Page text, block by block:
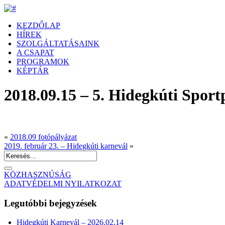
KEZDŐLAP
HÍREK
SZOLGÁLTATÁSAINK
A CSAPAT
PROGRAMOK
KÉPTÁR
2018.09.15 – 5. Hidegkúti
« 2018.09 fotópályázat
2019. február 23. – Hidegkúti karnevál »
KÖZHASZNÚSÁG
ADATVÉDELMI NYILATKOZAT
Legutóbbi bejegyzések
Hidegkúti Karnevál – 2026.02.14